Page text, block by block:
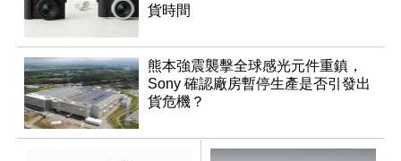
貨時間
熊本強震襲擊全球感光元件重鎮，
Sony 確認廠房暫停生產是否引發出
貨危機？